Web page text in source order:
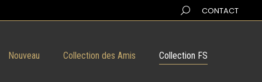
Search:CONTACT
Nouveau Collection des Amis Collection FS